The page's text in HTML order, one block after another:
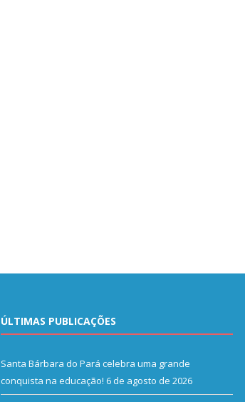
ÚLTIMAS PUBLICAÇÕES
Santa Bárbara do Pará celebra uma grande
conquista na educação! 6 de agosto de 2026